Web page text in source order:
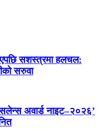
सशस्त्रमा हलचल:
सरुवा
अवार्ड नाइट–२०२६’